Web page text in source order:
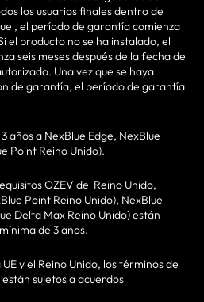
los usuarios finales dentro de
, el período de garantía comienza
el producto no se ha instalado, el
seis meses después de la fecha de
Una vez que se haya
de garantía, el período de garantía
años a NexBlue Edge, NexBlue
Point Reino Unido).
OZEV del Reino Unido,
Point Reino Unido), NexBlue
Delta Max Reino Unido) están
de 3 años.
y el Reino Unido, los términos de
sujetos a acuerdos